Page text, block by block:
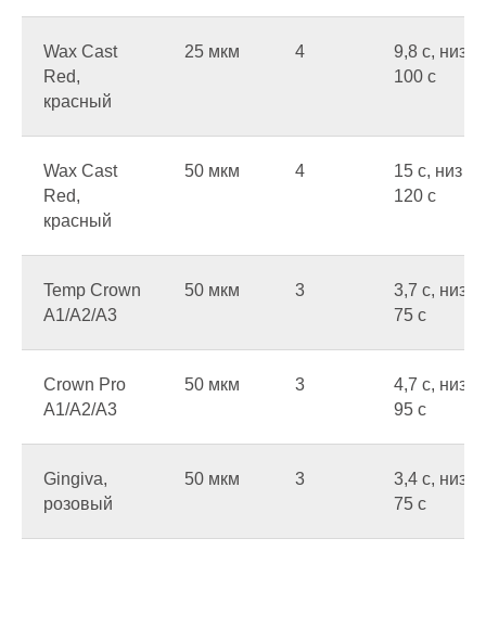
Wax Cast
Red,
красный
25 мкм 4
9,8 c, низ
100 c
Wax Cast
Red,
красный
50 мкм 4
15 c, низ
120 c
Temp Crown
A1/A2/A3
50 мкм 3
3,7 c, низ
75 c
Crown Pro
A1/A2/A3
50 мкм 3
4,7 c, низ
95 c
Gingiva,
розовый
50 мкм 3
3,4 c, низ
75 c